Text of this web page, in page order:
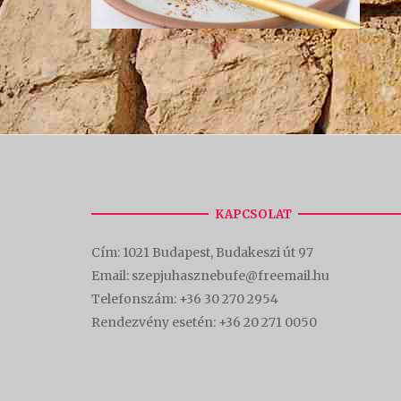
KAPCSOLAT
Cím: 1021 Budapest, Budakeszi út 97
Email: szepjuhasznebufe@freemail.hu
Telefonszám: +36 30 270 2954
Rendezvény esetén: +36 20 271 0050